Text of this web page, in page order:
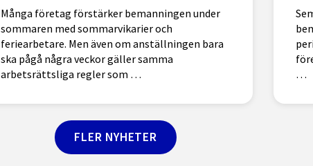
Många företag förstärker bemanningen under
sommaren med sommarvikarier och
feriearbetare. Men även om anställningen bara
ska pågå några veckor gäller samma
arbetsrättsliga regler som …
…
FLER NYHETER